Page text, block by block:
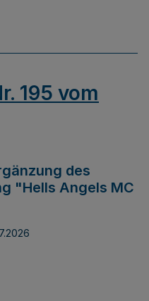
195 vom
des
"Hells Angels MC